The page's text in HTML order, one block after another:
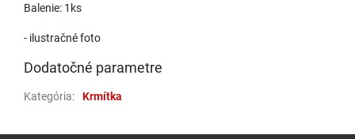
Balenie: 1ks
- ilustračné foto
Dodatočné parametre
Kategória: Krmítka